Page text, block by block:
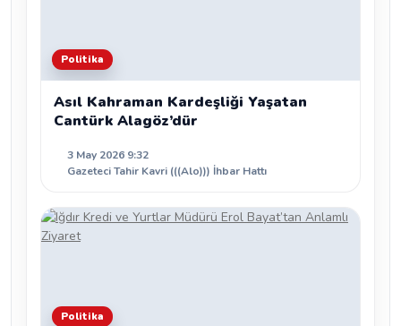
Politika
Asıl Kahraman Kardeşliği Yaşatan
Cantürk Alagöz’dür
3 May 2026 9:32
Gazeteci Tahir Kavri (((Alo))) İhbar Hattı
Politika